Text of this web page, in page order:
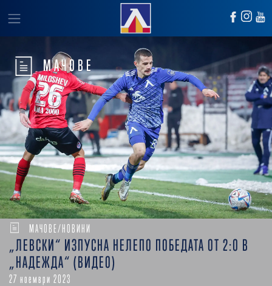
МАЧОВЕ
МАЧОВЕ/НОВИНИ
„ЛЕВСКИ“ ИЗПУСНА НЕЛЕПО ПОБЕДАТА ОТ 2:0 В
„НАДЕЖДА“ (ВИДЕО)
27 ноември 2023